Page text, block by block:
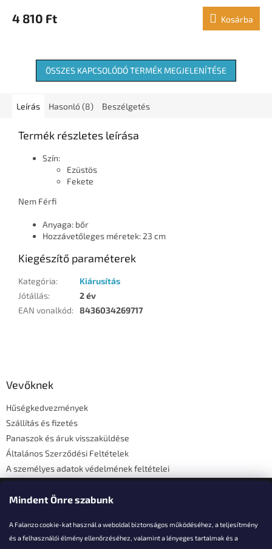
Mindent Önre szabunk
A Falanzo cookie-kat használ a weboldal biztonságos működéséhez, a teljesítmény
és a felhasználói élmény ellenőrzéséhez, valamint a lényeges tartalmak és a
4 810 Ft Kosárba
ÖSSZES KAPCSOLÓDÓ TERMÉK MEGJELENÍTÉSE
Leírás Hasonló (8) Beszélgetés
Termék részletes leírása
Szín:
Ezüstös
Fekete
Nem Férfi
Anyaga: bőr
Hozzávetőleges méretek: 23 cm
Kiegészítő paraméterek
Kategória:
Kiárusítás
Jótállás:
2 év
EAN vonalkód: 8436034269717
Vevőknek
Hűségkedvezmények
Szállítás és fizetés
Panaszok és áruk visszaküldése
Általános Szerződési Feltételek
A személyes adatok védelmének feltételei
Elérhetőségi adatok